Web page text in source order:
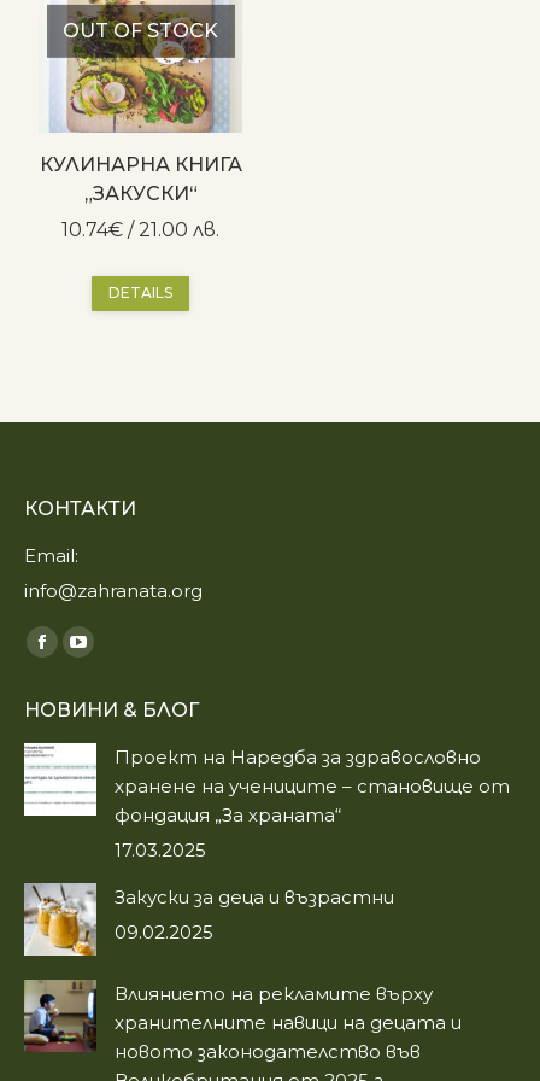
OUT OF STOCK
КУЛИНАРНА КНИГА
„ЗАКУСКИ“
10.74€ / 21.00 лв.
DETAILS
КОНТАКТИ
Email:
info@zahranata.org
Find us on:
Facebook
opens
in
new
window
YouTube
opens
in
new
window
НОВИНИ & БЛОГ
Проект на Наредба за здравословно
хранене на учениците – становище от
фондация „За храната“
17.03.2025
Закуски за деца и възрастни
09.02.2025
Влиянието на рекламите върху
хранителните навици на децата и
новото законодателство във